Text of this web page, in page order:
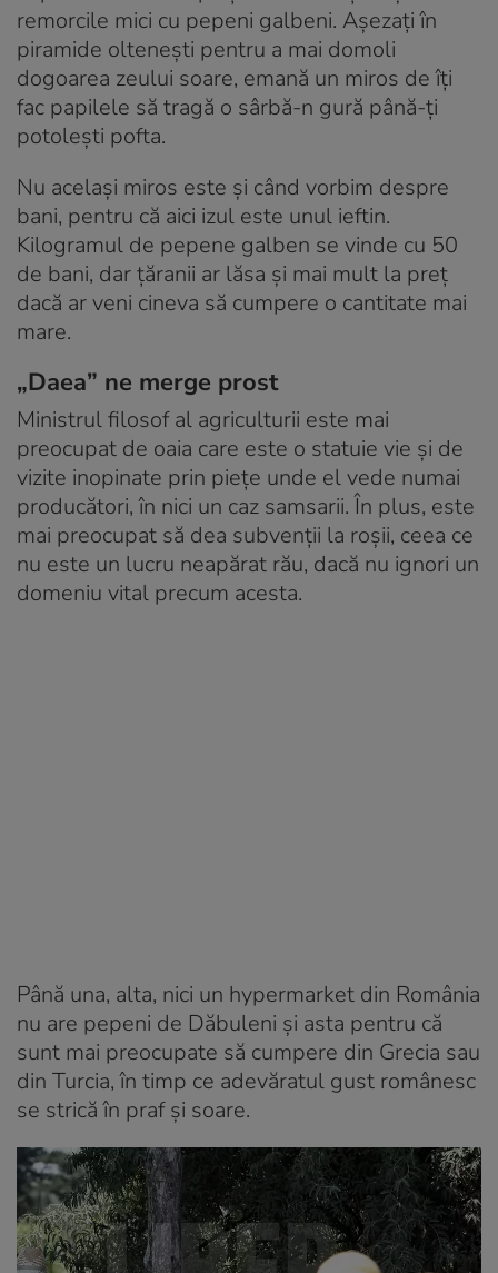
remorcile mici cu pepeni galbeni. Așezați în
piramide oltenești pentru a mai domoli
dogoarea zeului soare, emană un miros de îți
fac papilele să tragă o sârbă-n gură până-ți
potolești pofta.
Nu același miros este și când vorbim despre
bani, pentru că aici izul este unul ieftin.
Kilogramul de pepene galben se vinde cu 50
de bani, dar țăranii ar lăsa și mai mult la preț
dacă ar veni cineva să cumpere o cantitate mai
mare.
„Daea” ne merge prost
Ministrul filosof al agriculturii este mai
preocupat de oaia care este o statuie vie și de
vizite inopinate prin piețe unde el vede numai
producători, în nici un caz samsarii. În plus, este
mai preocupat să dea subvenții la roșii, ceea ce
nu este un lucru neapărat rău, dacă nu ignori un
domeniu vital precum acesta.
Până una, alta, nici un hypermarket din România
nu are pepeni de Dăbuleni și asta pentru că
sunt mai preocupate să cumpere din Grecia sau
din Turcia, în timp ce adevăratul gust românesc
se strică în praf și soare.